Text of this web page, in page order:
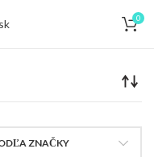
0
ZNAČKY